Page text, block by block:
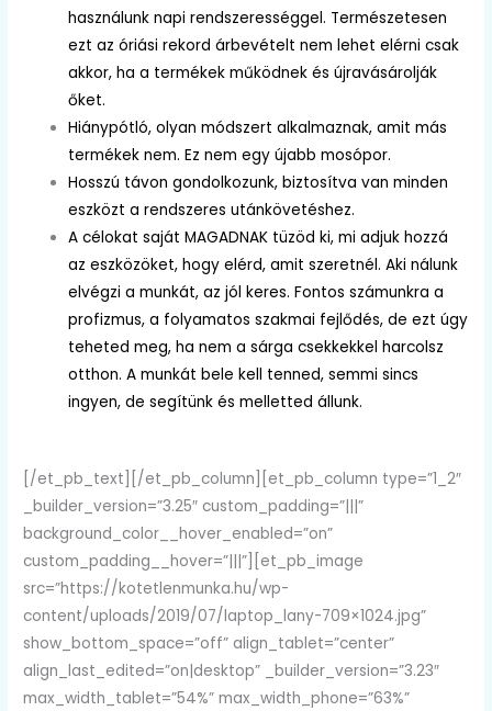
használunk napi rendszerességgel. Természetesen
ezt az óriási rekord árbevételt nem lehet elérni csak
akkor, ha a termékek működnek és újravásárolják
őket.
Hiánypótló, olyan módszert alkalmaznak, amit más
termékek nem. Ez nem egy újabb mosópor.
Hosszú távon gondolkozunk, biztosítva van minden
eszközt a rendszeres utánkövetéshez.
A célokat saját MAGADNAK tüzöd ki, mi adjuk hozzá
az eszközöket, hogy elérd, amit szeretnél. Aki nálunk
elvégzi a munkát, az jól keres. Fontos számunkra a
profizmus, a folyamatos szakmai fejlődés, de ezt úgy
teheted meg, ha nem a sárga csekkekkel harcolsz
otthon. A munkát bele kell tenned, semmi sincs
ingyen, de segítünk és melletted állunk.
[/et_pb_text][/et_pb_column][et_pb_column type=”1_2″
_builder_version=”3.25″ custom_padding=”|||”
background_color__hover_enabled=”on”
custom_padding__hover=”|||”][et_pb_image
src=”https://kotetlenmunka.hu/wp-
content/uploads/2019/07/laptop_lany-709×1024.jpg”
show_bottom_space=”off” align_tablet=”center”
align_last_edited=”on|desktop” _builder_version=”3.23″
max_width_tablet=”54%” max_width_phone=”63%”